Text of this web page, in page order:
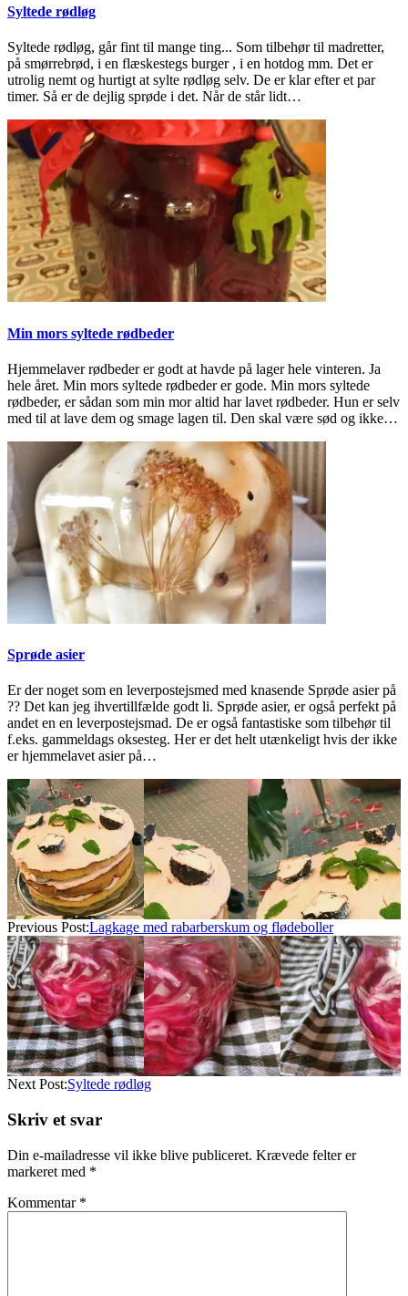
Syltede rødløg
Syltede rødløg, går fint til mange ting... Som tilbehør til madretter,
på smørrebrød, i en flæskestegs burger , i en hotdog mm. Det er
utrolig nemt og hurtigt at sylte rødløg selv. De er klar efter et par
timer. Så er de dejlig sprøde i det. Når de står lidt…
Min mors syltede rødbeder
Hjemmelaver rødbeder er godt at havde på lager hele vinteren. Ja
hele året. Min mors syltede rødbeder er gode. Min mors syltede
rødbeder, er sådan som min mor altid har lavet rødbeder. Hun er selv
med til at lave dem og smage lagen til. Den skal være sød og ikke…
Sprøde asier
Er der noget som en leverpostejsmed med knasende Sprøde asier på
?? Det kan jeg ihvertillfælde godt li. Sprøde asier, er også perfekt på
andet en en leverpostejsmad. De er også fantastiske som tilbehør til
f.eks. gammeldags oksesteg. Her er det helt utænkeligt hvis der ikke
er hjemmelavet asier på…
2023-
05-
25
Previous Post:Lagkage med rabarberskum og flødeboller
Next Post:Syltede rødløg
Skriv et svar
Din e-mailadresse vil ikke blive publiceret. Krævede felter er
markeret med *
Kommentar *